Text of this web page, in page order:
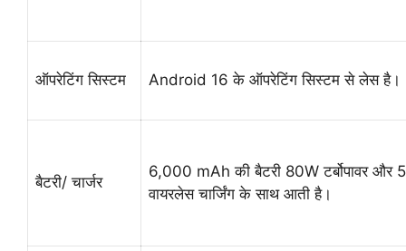
ऑपरेटिंग सिस्टम Android 16 के ऑपरेटिंग सिस्टम से लेस है।
बैटरी/ चार्जर
6,000 mAh की बैटरी 80W टर्बोपावर और
वायरलेस चार्जिंग के साथ आती है।